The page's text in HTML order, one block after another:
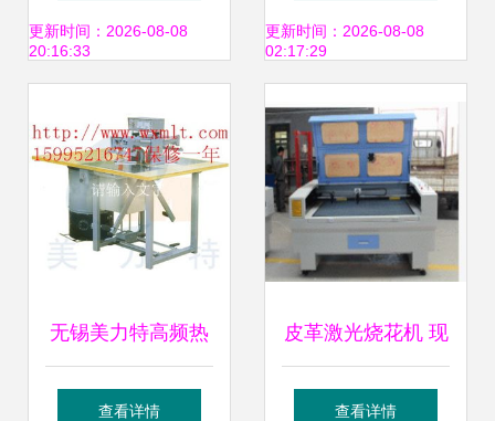
选购指南——聚焦
更新时间：2026-08-08
20:16:33
裁断机与自动化送
更新时间：2026-08-08
02:17:29
无锡美力特高频热
合机设备厂 引领皮
查看详情
皮革激光烧花机 现
代轻工设备的创意
查看详情